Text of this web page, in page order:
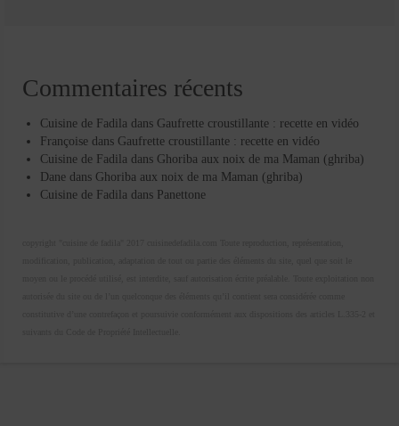
Commentaires récents
Cuisine de Fadila dans Gaufrette croustillante : recette en vidéo
Françoise dans Gaufrette croustillante : recette en vidéo
Cuisine de Fadila dans Ghoriba aux noix de ma Maman (ghriba)
Dane dans Ghoriba aux noix de ma Maman (ghriba)
Cuisine de Fadila dans Panettone